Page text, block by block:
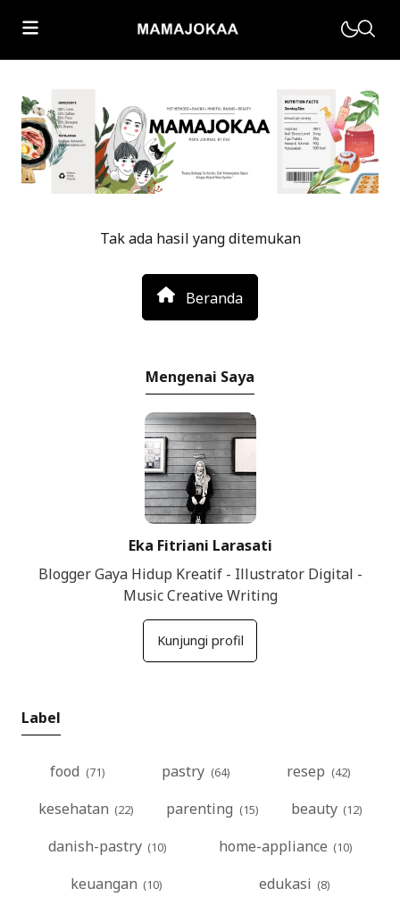
Motherhood
Parenting
Muhasabah
Kuliner Bandung
Tak ada hasil yang ditemukan
Beranda
Mengenai Saya
Eka Fitriani Larasati
Blogger Gaya Hidup Kreatif - Illustrator Digital -
Music Creative Writing
Kunjungi profil
Label
food pastry
resep
kesehatan
parenting
beauty
danish-pastry
home-appliance
keuangan
edukasi